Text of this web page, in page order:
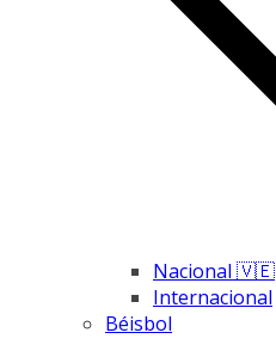
Nacional 🇻🇪
Internacional
Béisbol